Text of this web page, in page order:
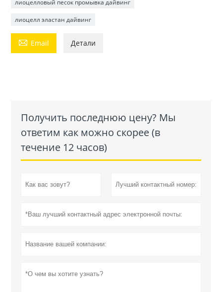
лиоцелловый песок промывка дайвинг
лиоцелл эластан дайвинг
 Email Детали
Получить последнюю цену? Мы
ответим как можно скорее (в
течение 12 часов)